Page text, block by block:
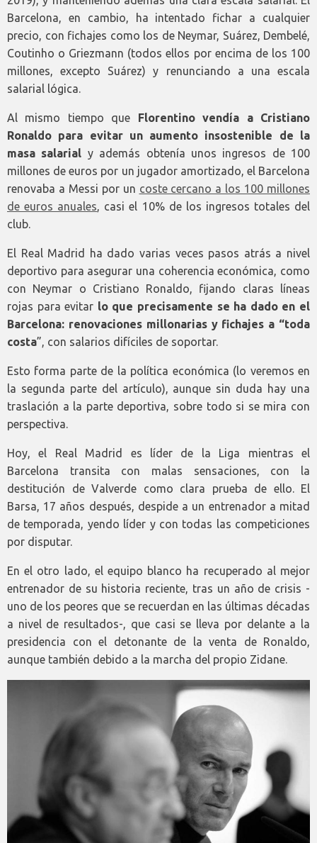
Barcelona, en cambio, ha intentado fichar a cualquier
precio, con fichajes como los de Neymar, Suárez, Dembelé,
Coutinho o Griezmann (todos ellos por encima de los 100
millones, excepto Suárez) y renunciando a una escala
salarial lógica.
Al mismo tiempo que Florentino vendía a Cristiano
Ronaldo para evitar un aumento insostenible de la
masa salarial y además obtenía unos ingresos de 100
millones de euros por un jugador amortizado, el Barcelona
renovaba a Messi por un coste cercano a los 100 millones
de euros anuales, casi el 10% de los ingresos totales del
club.
El Real Madrid ha dado varias veces pasos atrás a nivel
deportivo para asegurar una coherencia económica, como
con Neymar o Cristiano Ronaldo, fijando claras líneas
rojas para evitar lo que precisamente se ha dado en el
Barcelona: renovaciones millonarias y fichajes a “toda
costa”, con salarios difíciles de soportar.
Esto forma parte de la política económica (lo veremos en
la segunda parte del artículo), aunque sin duda hay una
traslación a la parte deportiva, sobre todo si se mira con
perspectiva.
Hoy, el Real Madrid es líder de la Liga mientras el
Barcelona transita con malas sensaciones, con la
destitución de Valverde como clara prueba de ello. El
Barsa, 17 años después, despide a un entrenador a mitad
de temporada, yendo líder y con todas las competiciones
por disputar.
En el otro lado, el equipo blanco ha recuperado al mejor
entrenador de su historia reciente, tras un año de crisis -
uno de los peores que se recuerdan en las últimas décadas
a nivel de resultados-, que casi se lleva por delante a la
presidencia con el detonante de la venta de Ronaldo,
aunque también debido a la marcha del propio Zidane.